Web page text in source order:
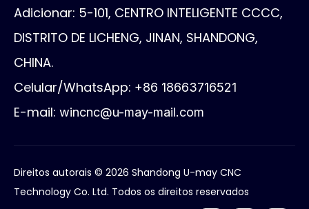
Adicionar: 5-101, CENTRO INTELIGENTE CCCC,
DISTRITO DE LICHENG, JINAN, SHANDONG,
CHINA.
Celular/WhatsApp: +86 18663716521
E-mail: wincnc@u-may-mail.com
Direitos autorais © 2026 Shandong U-may CNC
Technology Co. Ltd. Todos os direitos reservados